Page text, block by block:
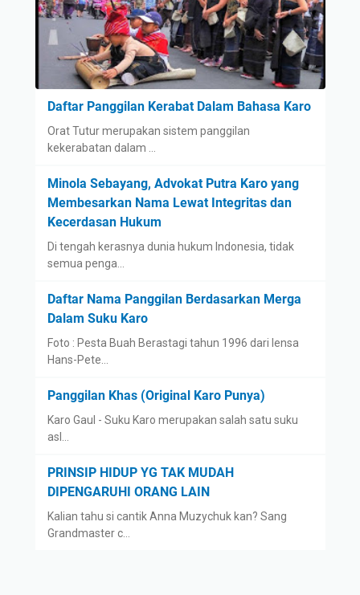
Daftar Panggilan Kerabat Dalam Bahasa Karo
Orat Tutur merupakan sistem panggilan
kekerabatan dalam …
Minola Sebayang, Advokat Putra Karo yang
Membesarkan Nama Lewat Integritas dan
Kecerdasan Hukum
Di tengah kerasnya dunia hukum Indonesia, tidak
semua penga…
Daftar Nama Panggilan Berdasarkan Merga
Dalam Suku Karo
Foto : Pesta Buah Berastagi tahun 1996 dari lensa
Hans-Pete…
Panggilan Khas (Original Karo Punya)
Karo Gaul - Suku Karo merupakan salah satu suku
asl…
PRINSIP HIDUP YG TAK MUDAH
DIPENGARUHI ORANG LAIN
Kalian tahu si cantik Anna Muzychuk kan? Sang
Grandmaster c…